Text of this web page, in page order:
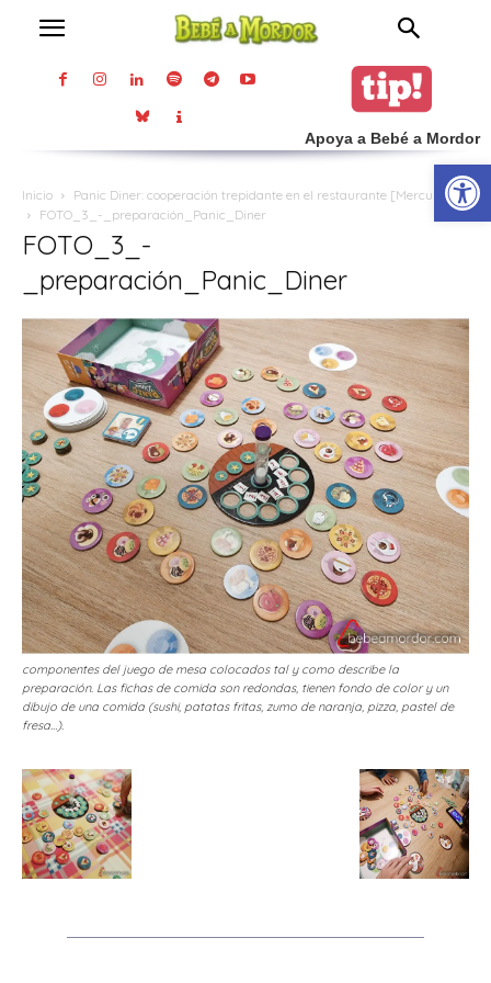
Apoya a Bebé a Mordor
Inicio
Panic Diner: cooperación trepidante en el restaurante [Mercurio]
FOTO_3_-_preparación_Panic_Diner
FOTO_3_-
_preparación_Panic_Diner
componentes del juego de mesa colocados tal y como describe la
preparación. Las fichas de comida son redondas, tienen fondo de color y un
dibujo de una comida (sushi, patatas fritas, zumo de naranja, pizza, pastel de
fresa…).